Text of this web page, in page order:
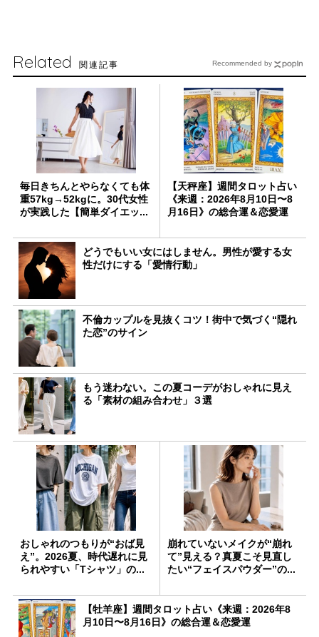
Related 関連記事
毎日きちんとやらなくても体
重57kg→52kgに。30代女性
が実践した【簡単ダイエッ...
【天秤座】週間タロット占い
《来週：2026年8月10日〜8
月16日》の総合運＆恋愛運
どうでもいい女にはしません。男性が愛する女
性だけにする「愛情行動」
不倫カップルを見抜くコツ！街中で気づく“隠れ
た恋”のサイン
もう迷わない。この夏コーデがおしゃれに見え
る「素材の組み合わせ」３選
おしゃれのつもりが“おば見
え”。2026夏、時代遅れに見
られやすい「Tシャツ」の...
崩れていないメイクが“崩れ
て”見える？真夏こそ見直し
たい“フェイスパウダー”の...
【牡羊座】週間タロット占い《来週：2026年8
月10日〜8月16日》の総合運＆恋愛運
Recommended by